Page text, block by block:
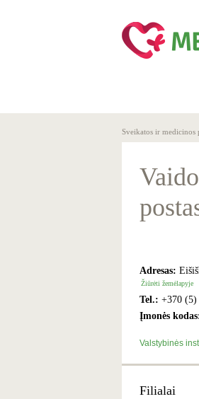
Sveikatos ir medicinos
Adresas:
Žiūrėti žemėlapyje
Tel.: +370 (5)
Įmonės
Valstybinės
Filialai